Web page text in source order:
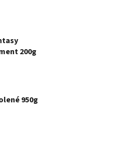
200g
950g